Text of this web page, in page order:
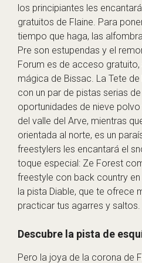
los principiantes les
gratuitos de Flaine. Para
tiempo que haga, las
Pre son estupendas y el
Forum es de acceso
mágica de Bissac. La Tete
con un par de pistas serias
oportunidades de nieve
del valle del Arve, mientras
orientada al norte, es un
freestylers les encantará el
toque especial: Ze Forest
freestyle con back country
la pista Diable, que te ofrece
practicar tus agarres y saltos.
Descubre la pista de
Pero la joya de la corona de